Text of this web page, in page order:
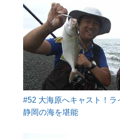
#52 大海原へキャスト！
静岡の海を堪能